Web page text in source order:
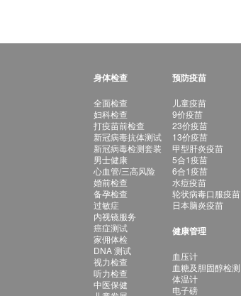
身体检查
全面检查
妇科检查
打疫苗前检查
新冠病毒抗体测试
新冠病毒检测套装
男士健康
心血管/三高风险
婚前检查
备孕检查
过敏症
内视镜服务
癌症测试
家佣体检
DNA 测试
视力检查
听力检查
中医保健
预防疫苗
儿童疫苗
9价疫苗
23价疫苗
13价疫苗
甲型肝炎疫苗
5合1疫苗
6合1疫苗
水痘疫苗
轮状病毒口服疫苗
日本脑炎疫苗
健康管理
血压计
血糖及胆固醇检测
体温计
电子磅